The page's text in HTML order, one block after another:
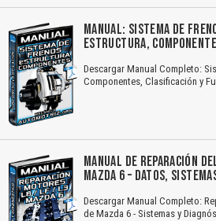
MANUAL: SISTEMA DE
ESTRUCTURA,
Descargar Manual Completo:
Componentes, Clasificación y
MANUAL DE REPARACIÓN
MAZDA 6 – DATOS,
Descargar Manual Completo:
de Mazda 6 - Sistemas y